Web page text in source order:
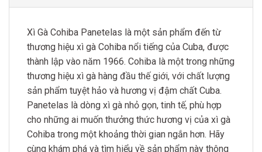
Xì Gà Cohiba Panetelas là một sản phẩm đến từ
thương hiệu xì gà Cohiba nổi tiếng của Cuba, được
thành lập vào năm 1966. Cohiba là một trong những
thương hiệu xì gà hàng đầu thế giới, với chất lượng
sản phẩm tuyệt hảo và hương vị đậm chất Cuba.
Panetelas là dòng xì gà nhỏ gọn, tinh tế, phù hợp
cho những ai muốn thưởng thức hương vị của xì gà
Cohiba trong một khoảng thời gian ngắn hơn. Hãy
cùng khám phá và tìm hiểu về sản phẩm này thông